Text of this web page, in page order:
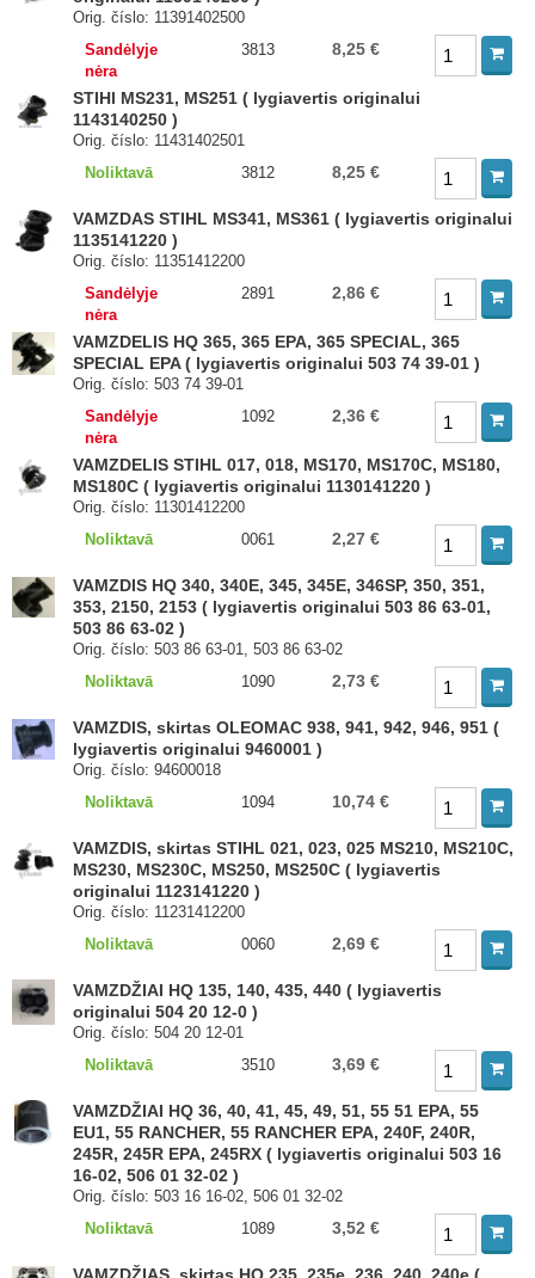
Orig. číslo: 11391402500
Sandėlyje
nėra
3813 8,25 €
STIHl MS231, MS251 ( lygiavertis originalui
1143140250 )
Orig. číslo: 11431402501
Noliktavā
3812 8,25 €
VAMZDAS STIHL MS341, MS361 ( lygiavertis originalui
1135141220 )
Orig. číslo: 11351412200
Sandėlyje
nėra
2891 2,86 €
VAMZDELIS HQ 365, 365 EPA, 365 SPECIAL, 365
SPECIAL EPA ( lygiavertis originalui 503 74 39-01 )
Orig. číslo: 503 74 39-01
Sandėlyje
nėra
1092 2,36 €
VAMZDELIS STIHL 017, 018, MS170, MS170C, MS180,
MS180C ( lygiavertis originalui 1130141220 )
Orig. číslo: 11301412200
Noliktavā
0061 2,27 €
VAMZDIS HQ 340, 340E, 345, 345E, 346SP, 350, 351,
353, 2150, 2153 ( lygiavertis originalui 503 86 63-01,
503 86 63-02 )
Orig. číslo: 503 86 63-01, 503 86 63-02
Noliktavā
1090 2,73 €
VAMZDIS, skirtas OLEOMAC 938, 941, 942, 946, 951 (
lygiavertis originalui 9460001 )
Orig. číslo: 94600018
Noliktavā
1094 10,74 €
VAMZDIS, skirtas STIHL 021, 023, 025 MS210, MS210C,
MS230, MS230C, MS250, MS250C ( lygiavertis
originalui 1123141220 )
Orig. číslo: 11231412200
Noliktavā
0060 2,69 €
VAMZDŽIAI HQ 135, 140, 435, 440 ( lygiavertis
originalui 504 20 12-0 )
Orig. číslo: 504 20 12-01
Noliktavā
3510 3,69 €
VAMZDŽIAI HQ 36, 40, 41, 45, 49, 51, 55 51 EPA, 55
EU1, 55 RANCHER, 55 RANCHER EPA, 240F, 240R,
245R, 245R EPA, 245RX ( lygiavertis originalui 503 16
16-02, 506 01 32-02 )
Orig. číslo: 503 16 16-02, 506 01 32-02
Noliktavā
1089 3,52 €